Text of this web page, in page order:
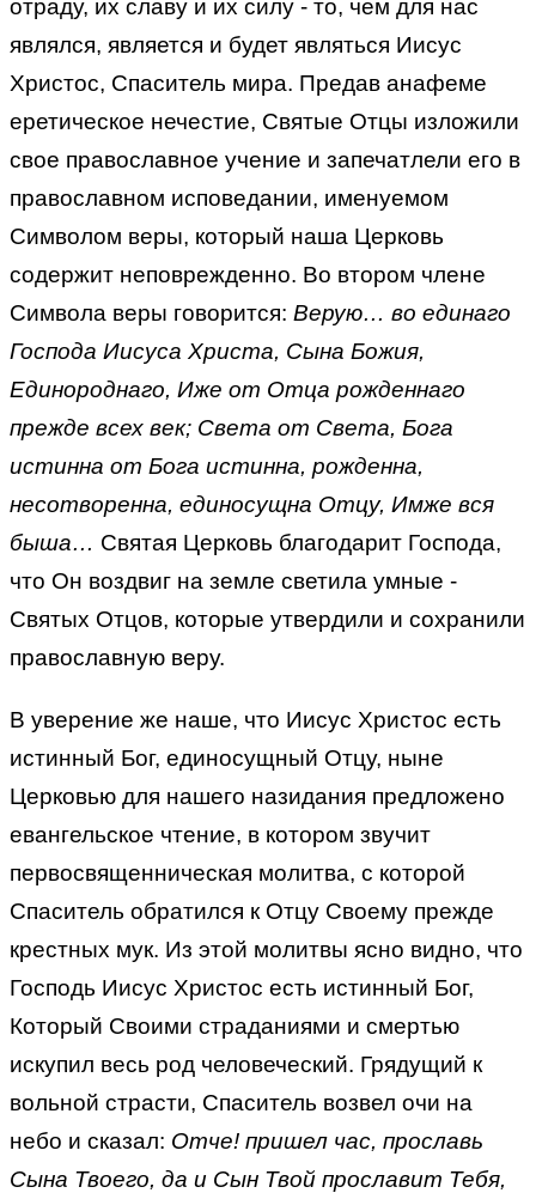
отраду, их славу и их силу - то, чем для нас
являлся, является и будет являться Иисус
Христос, Спаситель мира. Предав анафеме
еретическое нечестие, Святые Отцы изложили
свое православное учение и запечатлели его в
православном исповедании, именуемом
Символом веры, который наша Церковь
содержит неповрежденно. Во втором члене
Символа веры говорится: Верую… во единаго
Господа Иисуса Христа, Сына Божия,
Единороднаго, Иже от Отца рожденнаго
прежде всех век; Света от Света, Бога
истинна от Бога истинна, рожденна,
несотворенна, единосущна Отцу, Имже вся
быша… Святая Церковь благодарит Господа,
что Он воздвиг на земле светила умные -
Святых Отцов, которые утвердили и сохранили
православную веру.
В уверение же наше, что Иисус Христос есть
истинный Бог, единосущный Отцу, ныне
Церковью для нашего назидания предложено
евангельское чтение, в котором звучит
первосвященническая молитва, с которой
Спаситель обратился к Отцу Своему прежде
крестных мук. Из этой молитвы ясно видно, что
Господь Иисус Христос есть истинный Бог,
Который Своими страданиями и смертью
искупил весь род человеческий. Грядущий к
вольной страсти, Спаситель возвел очи на
небо и сказал: Отче! пришел час, прославь
Сына Твоего, да и Сын Твой прославит Тебя,